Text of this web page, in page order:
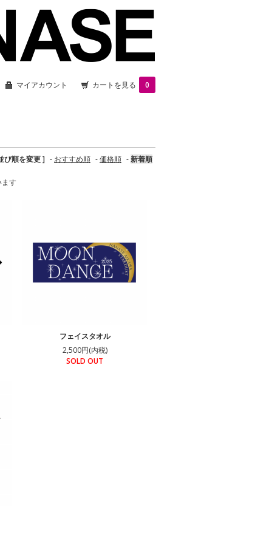
マイアカウント カートを見る 0
び順を変更 ] - おすすめ順 -価格順 -新着順
す
フェイスタオル
2,500円(内税)
SOLD OUT